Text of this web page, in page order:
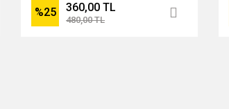
%25 360,00 TL
480,00 TL